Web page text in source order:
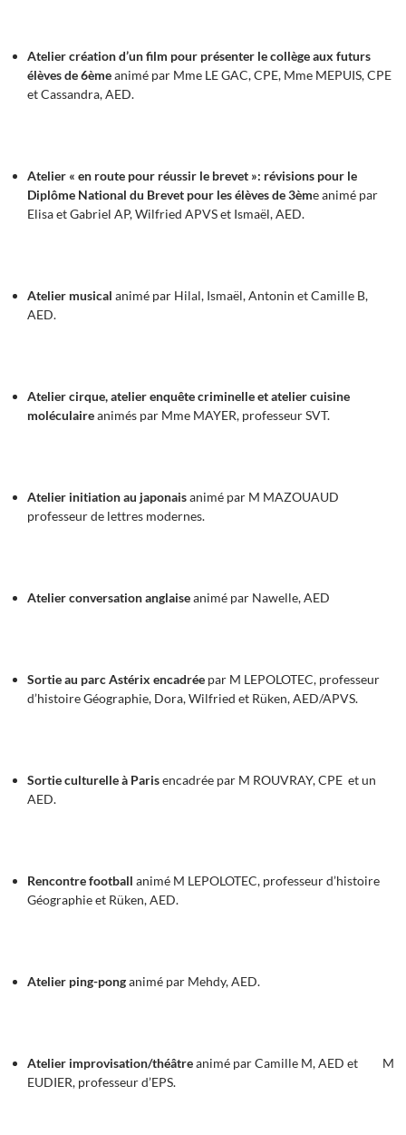
Atelier création d’un film pour présenter le collège aux futurs
élèves de 6èmeanimé par Mme LE GAC, CPE, Mme MEPUIS, CPE
et Cassandra, AED.
Atelier « en route pour réussir le brevet »: révisions pour le
Diplôme National du Brevet pour les élèves de 3ème animé par
Elisa et Gabriel AP, Wilfried APVS et Ismaël, AED.
Atelier musical animé par Hilal, Ismaël, Antonin et Camille B,
AED.
Atelier cirque, atelier enquête criminelle et atelier cuisine
moléculaireanimés par Mme MAYER, professeur SVT.
Atelier initiation au japonaisanimé par M MAZOUAUD
professeur de lettres modernes.
Atelier conversation anglaiseanimé par Nawelle, AED
Sortie au parc Astérix encadrée par M LEPOLOTEC, professeur
d’histoire Géographie, Dora, Wilfried et Rüken, AED/APVS.
Sortie culturelle à Parisencadrée par M ROUVRAY, CPE et un
AED.
Rencontre football animé M LEPOLOTEC, professeur d’histoire
Géographie et Rüken, AED.
Atelier ping-ponganimé par Mehdy, AED.
Atelier improvisation/théâtreanimé par Camille M, AED et M
EUDIER, professeur d’EPS.